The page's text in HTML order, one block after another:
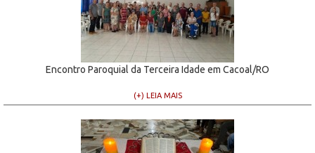
Encontro Paroquial da Terceira Idade em Cacoal/RO
(+) LEIA MAIS